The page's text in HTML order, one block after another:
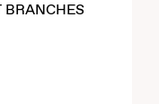
BRANCHES